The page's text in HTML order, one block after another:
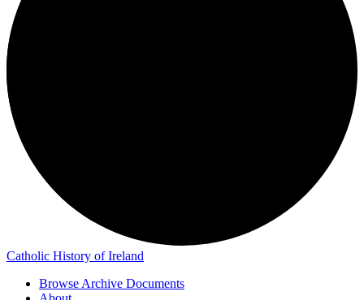
Catholic History of Ireland
Browse Archive Documents